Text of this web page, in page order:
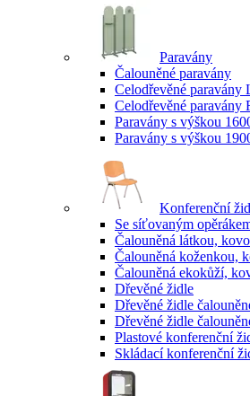
Paravány
Čalouněné paravány
Celodřevěné paravány
Celodřevěné paravány
Paravány s výškou
Paravány s výškou
Konferenční
Se síťovaným
Čalouněná látkou,
Čalouněná koženkou,
Čalouněná ekokůží,
Dřevěné židle
Dřevěné židle
Dřevěné židle
Plastové konferenční
Skládací konferenční